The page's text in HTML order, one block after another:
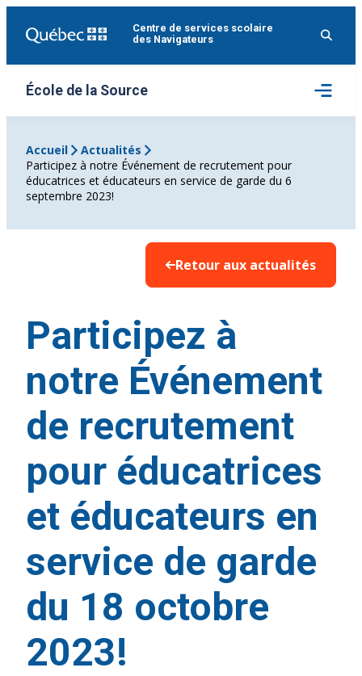
Centre de services scolaire
des Navigateurs
École de la Source
Ouvrir
le
menu
Accueil
Actualités
Participez à notre Événement de recrutement pour
éducatrices et éducateurs en service de garde du 6
septembre 2023!
Retour aux actualités
Participez à
notre Événement
de recrutement
pour éducatrices
et éducateurs en
service de garde
du 18 octobre
2023!